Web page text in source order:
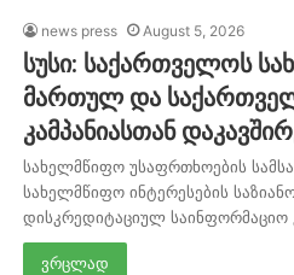
news press August 5, 2026
სუსი: საქართველოს
მართულ და
კამპანიასთან
სახელმწიფო უსაფრთხოების
სახელმწიფო ინტერესების
დისკრედიტაციულ საინფორმაციო
ვრცლად